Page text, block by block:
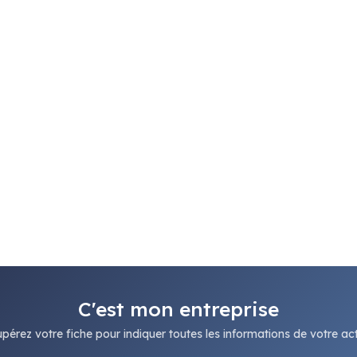
C'est mon entreprise
votre fiche pour indiquer toutes les informations de votre